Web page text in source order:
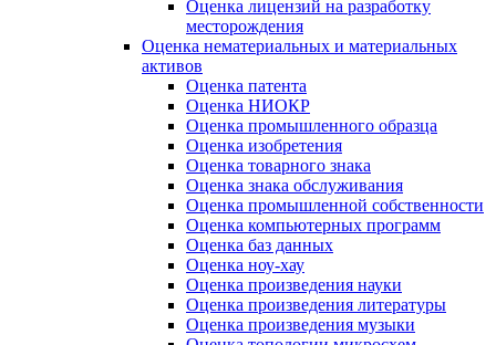
Оценка лицензий на разработку
месторождения
Оценка нематериальных и материальных
активов
Оценка патента
Оценка НИОКР
Оценка промышленного образца
Оценка изобретения
Оценка товарного знака
Оценка знака обслуживания
Оценка промышленной собственности
Оценка компьютерных программ
Оценка баз данных
Оценка ноу-хау
Оценка произведения науки
Оценка произведения литературы
Оценка произведения музыки